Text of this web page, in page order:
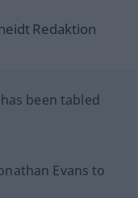
Redaktion
been tabled
Evans to